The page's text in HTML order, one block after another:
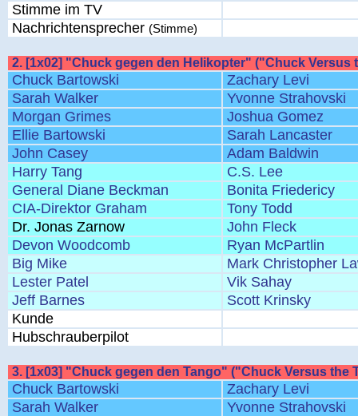
Stimme im TV
Nachrichtensprecher (Stimme)
2. [1x02] "Chuck gegen den Helikopter" ("Chuck Versus
Chuck Bartowski
Zachary Levi
Sarah Walker
Yvonne Strahovski
Morgan Grimes
Joshua Gomez
Ellie Bartowski
Sarah Lancaster
John Casey
Adam Baldwin
Harry Tang
C.S. Lee
General Diane Beckman
Bonita Friedericy
CIA-Direktor Graham
Tony Todd
Dr. Jonas Zarnow
John Fleck
Devon Woodcomb
Ryan McPartlin
Big Mike
Mark Christopher
Lester Patel
Vik Sahay
Jeff Barnes
Scott Krinsky
Kunde
Hubschrauberpilot
3. [1x03] "Chuck gegen den Tango" ("Chuck Versus the
Chuck Bartowski
Zachary Levi
Sarah Walker
Yvonne Strahovski